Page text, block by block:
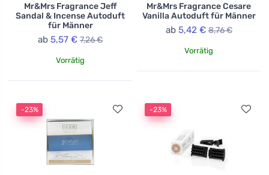
Mr&Mrs Fragrance Jeff
Sandal & Incense Autoduft
für Männer
ab 5,57 € 7,26 €
Vorrätig
Mr&Mrs Fragrance Cesare
Vanilla Autoduft für Männer
ab 5,42 € 8,76 €
Vorrätig
-23% -23%